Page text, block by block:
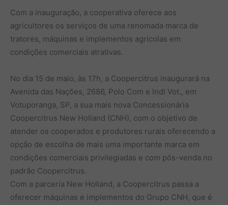
Com a inauguração, a cooperativa oferece aos
agricultores os serviços de uma renomada marca de
tratores, máquinas e implementos agrícolas em
condições comerciais atrativas.
No dia 15 de maio, às 17h, a Coopercitrus inaugurará na
Avenida das Nações, 2686, Polo Com e Indl Vot., em
Votuporanga, SP, a sua mais nova Concessionária
Coopercitrus New Holland (CNH), com o objetivo de
atender os cooperados e produtores rurais oferecendo a
opção de escolha de mais uma importante marca em
condições comerciais privilegiadas e com pós-venda no
padrão Coopercitrus.
Com a parceria New Holland, a Coopercitrus passa a
oferecer máquinas e implementos do Grupo CNH, que é